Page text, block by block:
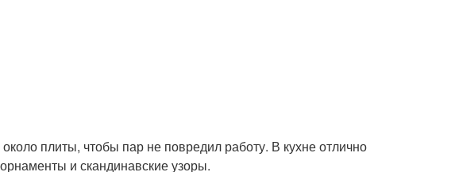
плиты, чтобы пар не повредил работу. В кухне отлично
и скандинавские узоры.